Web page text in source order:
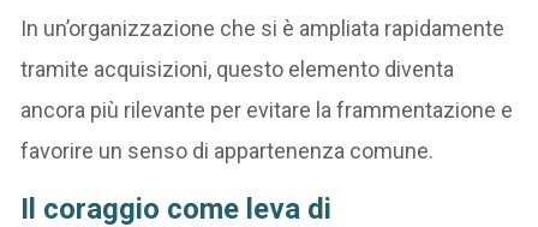
In un’organizzazione che si è ampliata rapidamente
tramite acquisizioni, questo elemento diventa
ancora più rilevante per evitare la frammentazione e
favorire un senso di appartenenza comune.
Il coraggio come leva di